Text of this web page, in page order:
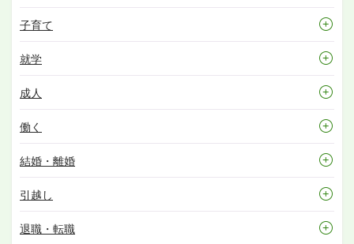
子育て
就学
成人
働く
結婚・離婚
引越し
退職・転職